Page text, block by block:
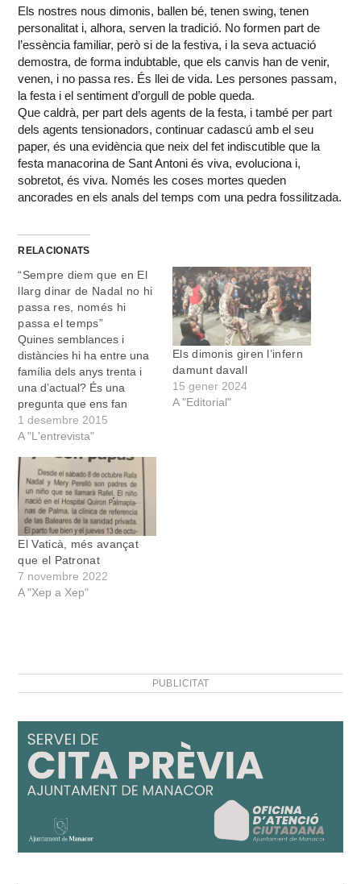
Els nostres nous dimonis, ballen bé, tenen swing, tenen
personalitat i, alhora, serven la tradició. No formen part de
l’essència familiar, però si de la festiva, i la seva actuació
demostra, de forma indubtable, que els canvis han de venir,
venen, i no passa res. És llei de vida. Les persones passam,
la festa i el sentiment d’orgull de poble queda.
Que caldrà, per part dels agents de la festa, i també per part
dels agents tensionadors, continuar cadascú amb el seu
paper, és una evidència que neix del fet indiscutible que la
festa manacorina de Sant Antoni és viva, evoluciona i,
sobretot, és viva. Només les coses mortes queden
ancorades en els anals del temps com una pedra fossilitzada.
RELACIONATS
“Sempre diem que en El
llarg dinar de Nadal no hi
passa res, només hi
passa el temps”
Quines semblances i
distàncies hi ha entre una
família dels anys trenta i
una d’actual? És una
pregunta que ens fan
moltes vegades. Ens
pregunten per què no hem
família castalana actual.
La raó és senzilla: la
potència del text és molt
universal perquè parla…
1 desembre 2015
A "L'entrevista"
Els dimonis giren l’infern
damunt davall
15 gener 2024
A "Editorial"
El Vaticà, més avançat
que el Patronat
7 novembre 2022
A "Xep a Xep"
PUBLICITAT